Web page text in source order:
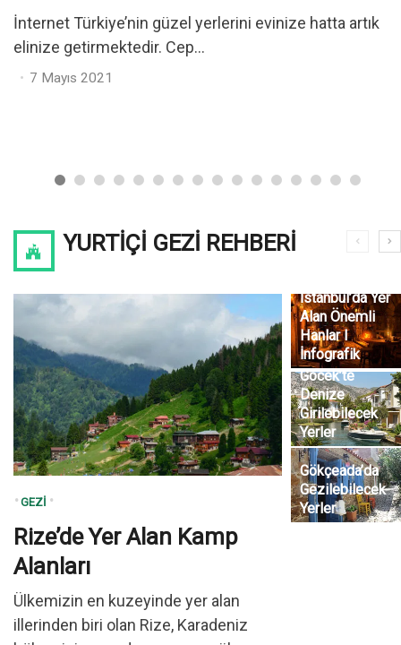
İnternet Türkiye’nin güzel yerlerini evinize hatta artık
elinize getirmektedir. Cep...
Posted
7 Mayıs 2021
YURTIÇI GEZI REHBERI
GEZI
Rize’de Yer Alan Kamp
Alanları
Ülkemizin en kuzeyinde yer alan
illerinden biri olan Rize, Karadeniz
İstanbul’da Yer
Alan Önemli
Hanlar I
İnfografik
Bayramı’nda
Ziyaret
Edilebilecek
Yerler
Göcek’te
Denize
Girilebilecek
Yerler
Gökçeada’da
Gezilebilecek
Yerler